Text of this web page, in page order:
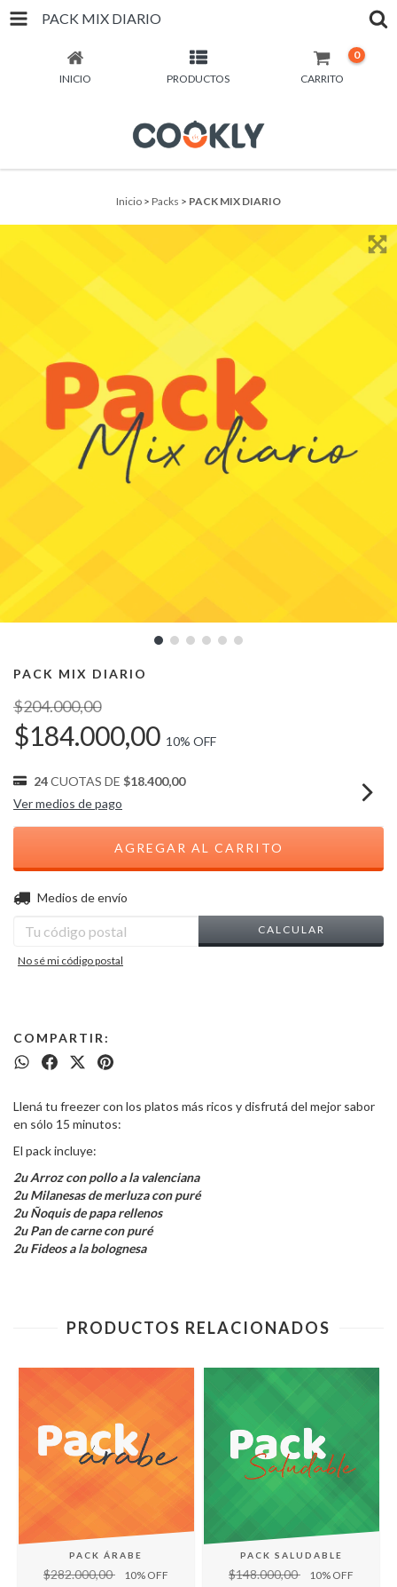
PACK MIX DIARIO
INICIO PRODUCTOS CARRITO
0
Inicio > Packs > PACK MIX DIARIO
PACK MIX DIARIO
$204.000,00
$184.000,00 10% OFF
24CUOTAS DE $18.400,00
Ver medios de pago
Entregas para el CP:
Medios de envío
CALCULAR
No sé mi código postal
COMPARTIR:
Llená tu freezer con los platos más ricos y disfrutá del mejor sabor
en sólo 15 minutos:
El pack incluye:
2u Arroz con pollo a la valenciana
2u Milanesas de merluza con puré
2u Ñoquis de papa rellenos
2u Pan de carne con puré
2u Fideos a la bolognesa
PRODUCTOS RELACIONADOS
PACK ÁRABE
$282.000,00 10% OFF
PACK SALUDABLE
$148.000,00 10% OFF